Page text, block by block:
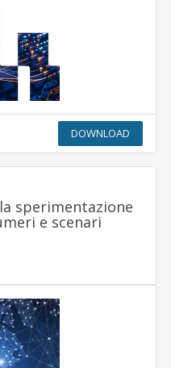
DOWNLOAD
sperimentazione
e scenari